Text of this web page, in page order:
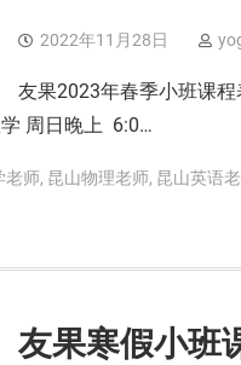
2022年11月28日
友果2023年春季小班课
周日晚上 6:0…
老师, 昆山物理老师, 昆山英语
友果寒假小班